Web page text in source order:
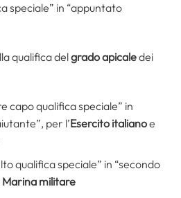
speciale” in “appuntato
qualifica delgrado apicaledei
capo qualifica speciale” in
per l’Esercito italianoe
qualifica speciale” in “secondo
Marina militare